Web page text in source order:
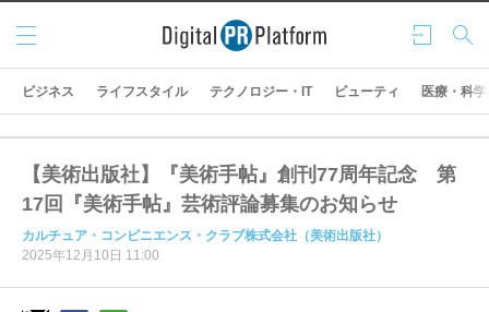
ログ
イン
検索
メニ
ュー
ビジネス ライフスタイル テクノロジー・IT ビューティ 医療・科学
【美術出版社】『美術手帖』創刊77周年記念 第
17回『美術手帖』芸術評論募集のお知らせ
カルチュア・コンビニエンス・クラブ株式会社（美術出版社）
2025年12月10日 11:00